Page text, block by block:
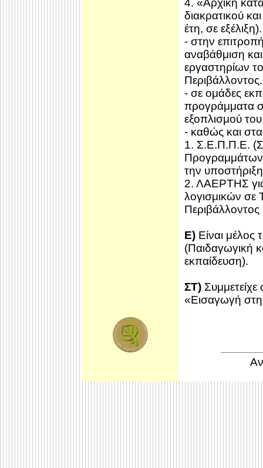
4. «Αρχική
διακρατικού
έτη, σε εξέλιξη).
- στην
αναβάθμιση
εργαστηρίων
Περιβάλλοντος.
- σε ομάδες
προγράμματα
εξοπλισμού
- καθώς και
1. Σ.Ε.Π.Π.Ε.
Προγραμμάτων
την
2. ΛΑΕΡΤΗΣ
λογισμικών σε
Περιβάλλοντος
E) Είναι
(Παιδαγωγική
εκπαίδευση).
ΣΤ)
«Εισαγωγή